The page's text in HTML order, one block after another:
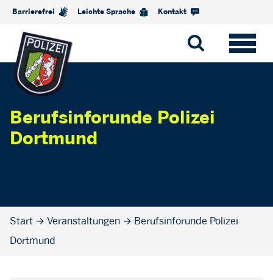
Barrierefrei Leichte Sprache Kontakt
Berufsinforunde Polizei
Dortmund
Start → Veranstaltungen → Berufsinforunde Polizei
Dortmund